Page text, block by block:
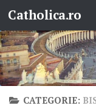
Skip to content
Catholica.ro
CATEGORIE: